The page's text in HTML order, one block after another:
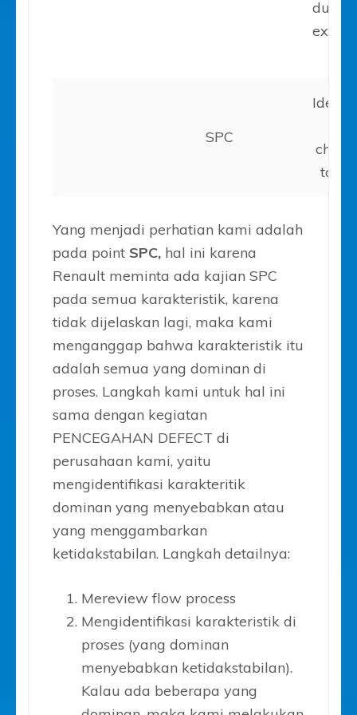
dully
SPC
to
Yang menjadi perhatian kami adalah
pada point SPC, hal ini karena
Renault meminta ada kajian SPC
pada semua karakteristik, karena
tidak dijelaskan lagi, maka kami
menganggap bahwa karakteristik itu
adalah semua yang dominan di
proses. Langkah kami untuk hal ini
sama dengan kegiatan
PENCEGAHAN DEFECT di
perusahaan kami, yaitu
mengidentifikasi karakteritik
dominan yang menyebabkan atau
yang menggambarkan
ketidakstabilan. Langkah detailnya:
Mereview flow process
Mengidentifikasi karakteristik di
proses (yang dominan
menyebabkan ketidakstabilan).
Kalau ada beberapa yang